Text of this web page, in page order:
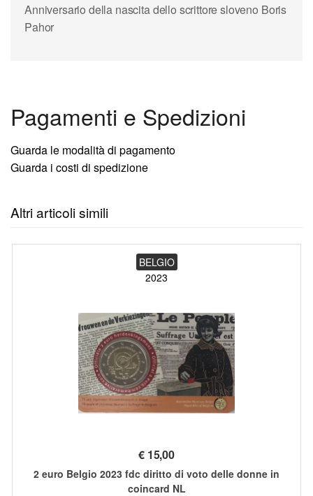
Anniversario della nascita dello scrittore sloveno Boris
Pahor
Pagamenti e Spedizioni
Guarda le modalità di pagamento
Guarda i costi di spedizione
Altri articoli simili
BELGIO
2023
€ 15,00
2 euro Belgio 2023 fdc diritto di voto delle donne in
coincard NL